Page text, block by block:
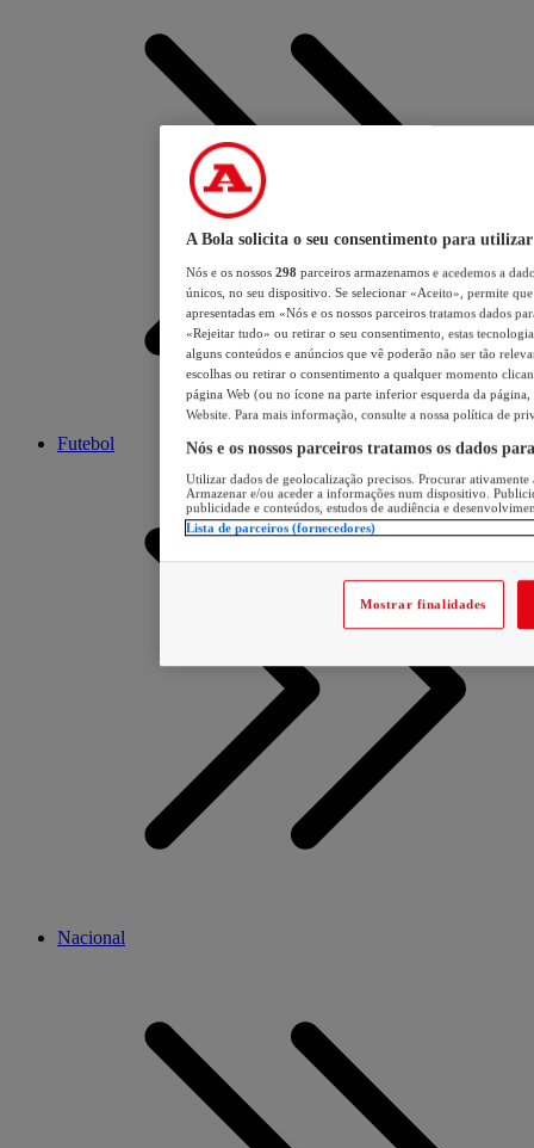
Futebol
Nacional
A Bola solicita o seu consentimento para utilizar
Nós e os nossos 298 parceiros armazenamos e acedemos a
únicos, no seu dispositivo. Se selecionar «Aceito», permite
apresentadas em «Nós e os nossos parceiros tratamos dados
«Rejeitar tudo» ou retirar o seu consentimento, estas
alguns conteúdos e anúncios que vê poderão não ser tão
escolhas ou retirar o consentimento a qualquer momento
página Web (ou no ícone na parte inferior esquerda da página,
Website. Para mais informação, consulte a nossa política de
Nós e os nossos parceiros tratamos os dados
Utilizar dados de geolocalização precisos. Procurar
Armazenar e/ou aceder a informações num dispositivo.
publicidade e conteúdos, estudos de audiência e
Lista de parceiros (fornecedores)
Mostrar finalidades